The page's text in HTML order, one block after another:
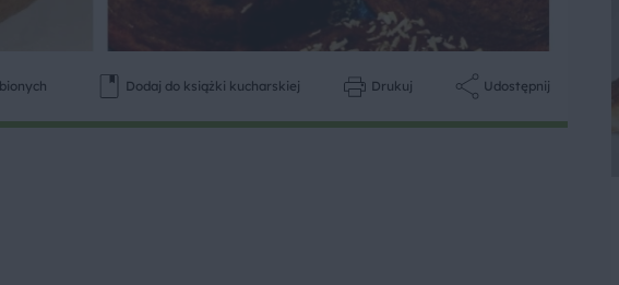
Dodaj do książki kucharskiej Drukuj Udostępnij